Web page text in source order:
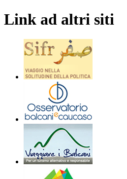
Link ad altri siti